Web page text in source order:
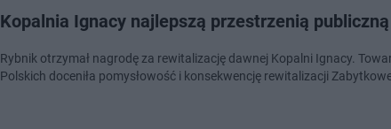
Kopalnia Ignacy najlepszą przestrzenią publiczną
Rybnik otrzymał nagrodę za rewitalizację dawnej Kopalni Ignacy.
Polskich doceniła pomysłowość i konsekwencję rewitalizacji